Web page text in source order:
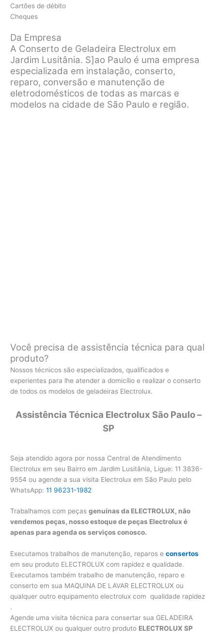
Cartões de débito
Cheques
Da Empresa
A Conserto de Geladeira Electrolux em
Jardim Lusitânia. S]ao Paulo é uma empresa
especializada em instalação, conserto,
reparo, conversão e manutenção de
eletrodomésticos de todas as marcas e
modelos na cidade de São Paulo e região.
Você precisa de assistência técnica para qual
produto?
Nossos técnicos são especializados, qualificados e
experientes para lhe atender a domicílio e realizar o conserto
de todos os modelos de geladeiras Electrolux.
Assistência Técnica Electrolux São Paulo –
SP
Seja atendido agora por nossa Central de Atendimento
Electrolux em seu Bairro em Jardim Lusitânia, Ligue: 11 3836-
9554 ou agende a sua visita Electrolux em São Paulo pelo
WhatsApp:11 96231-1982
Trabalhamos com peçasgenuínas da ELECTROLUX, não
vendemos peças, nosso estoque de peças Electrolux é
apenas para agenda os serviços conosco.
Executamos trabalhos de manutenção, reparos econsertos
em seu produto ELECTROLUX com rapidez e qualidade.
Executamos também trabalho de manutenção, reparo e
conserto em sua MAQUINA DE LAVAR ELECTROLUX ou
qualquer outro equipamento electrolux com qualidade rapidez
.
Agende uma visita técnica para consertar sua GELADEIRA
ELECTROLUX ou qualquer outro produto ELECTROLUX SP